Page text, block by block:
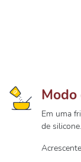
Modo
Em uma
de silicone.